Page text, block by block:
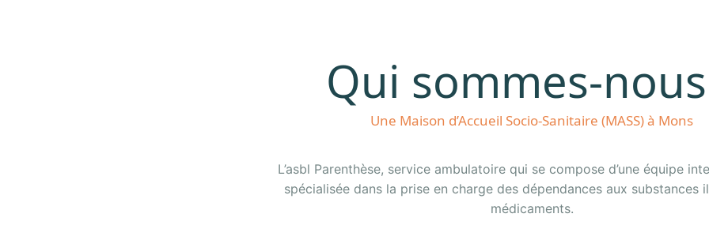
Qui sommes-
Une Maison d’Accueil Socio-Sanitaire (MASS) à Mons
L’asbl Parenthèse, service ambulatoire qui se compose d’une équipe
spécialisée dans la prise en charge des dépendances aux substances
médicaments.